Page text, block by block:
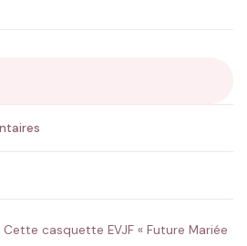
MA DEMANDE ✨
en France✅ Validation avant fabrication
casquette EVJF « Future Mariée